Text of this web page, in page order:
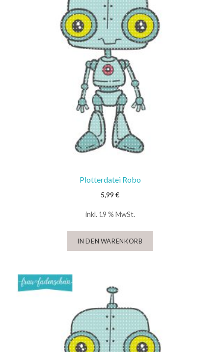
Plotterdatei Robo
5,99 €
inkl. 19 % MwSt.
IN DEN WARENKORB